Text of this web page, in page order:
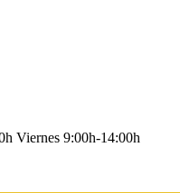
Viernes 9:00h-14:00h